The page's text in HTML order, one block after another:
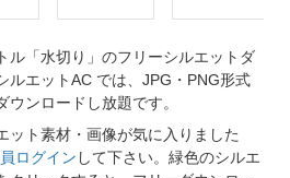
ル「水切り」のフリーシルエットダ
ルエットAC では、JPG・PNG形式
ンロードし放題です。
ット素材・画像が気に入りました
ログイン して下さい。緑色のシルエ